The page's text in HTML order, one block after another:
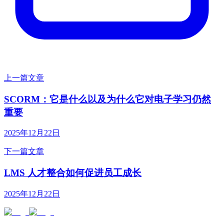
上一篇文章
SCORM：它是什么以及为什么它对电子学习仍然
重要
2025年12月22日
下一篇文章
LMS 人才整合如何促进员工成长
2025年12月22日